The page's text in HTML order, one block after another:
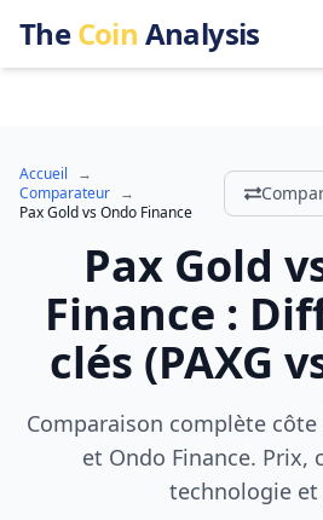
TheCoin Analysis
Accueil
→
Comparateur →
Pax GoldvsOndo Finance
Pax Gold
Finance :
clés (PAXG
Comparaison complète côte
et Ondo Finance. Prix,
technologie et